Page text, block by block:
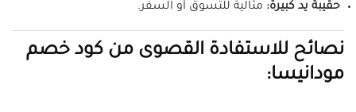
حقيبة يد كبيرة: مثالية للتسوق أو السفر.
نصائح للاستفادة القصوى من كود خصم
مودانيسا: